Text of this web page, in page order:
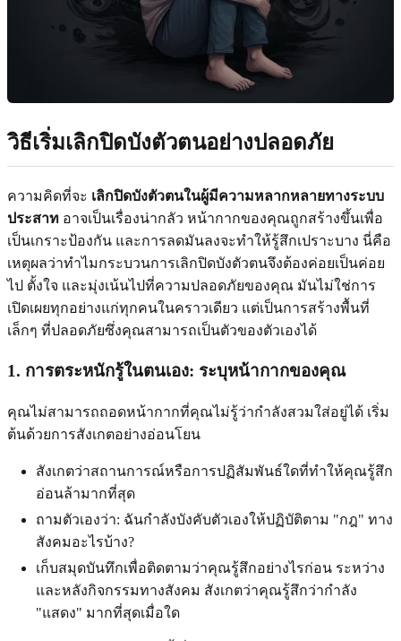
วิธีเริ่มเลิกปิดบังตัวตนอย่างปลอดภัย
ความคิดที่จะ เลิกปิดบังตัวตนในผู้มีความหลากหลายทางระบบ
ประสาท อาจเป็นเรื่องน่ากลัว หน้ากากของคุณถูกสร้างขึ้นเพื่อ
เป็นเกราะป้องกัน และการลดมันลงจะทำให้รู้สึกเปราะบาง นี่คือ
เหตุผลว่าทำไมกระบวนการเลิกปิดบังตัวตนจึงต้องค่อยเป็นค่อย
ไป ตั้งใจ และมุ่งเน้นไปที่ความปลอดภัยของคุณ มันไม่ใช่การ
เปิดเผยทุกอย่างแก่ทุกคนในคราวเดียว แต่เป็นการสร้างพื้นที่
เล็กๆ ที่ปลอดภัยซึ่งคุณสามารถเป็นตัวของตัวเองได้
1. การตระหนักรู้ในตนเอง: ระบุหน้ากากของคุณ
คุณไม่สามารถถอดหน้ากากที่คุณไม่รู้ว่ากำลังสวมใส่อยู่ได้ เริ่ม
ต้นด้วยการสังเกตอย่างอ่อนโยน
สังเกตว่าสถานการณ์หรือการปฏิสัมพันธ์ใดที่ทำให้คุณรู้สึก
อ่อนล้ามากที่สุด
ถามตัวเองว่า: ฉันกำลังบังคับตัวเองให้ปฏิบัติตาม "กฎ" ทาง
สังคมอะไรบ้าง?
เก็บสมุดบันทึกเพื่อติดตามว่าคุณรู้สึกอย่างไรก่อน ระหว่าง
และหลังกิจกรรมทางสังคม สังเกตว่าคุณรู้สึกว่ากำลัง
"แสดง" มากที่สุดเมื่อใด